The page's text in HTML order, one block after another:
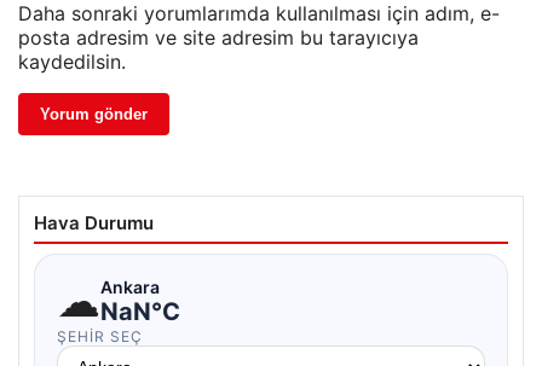
Daha sonraki yorumlarımda kullanılması için adım, e-
posta adresim ve site adresim bu tarayıcıya
kaydedilsin.
Hava Durumu
☁Ankara
NaN°C
ŞEHIR SEÇ